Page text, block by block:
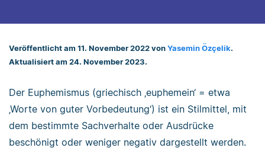
Veröffentlicht am 11. November 2022 von Yasemin Özçelik.
Aktualisiert am 24. November 2023.
Der Euphemismus (griechisch ‚euphemein‘ = etwa
‚Worte von guter Vorbedeutung‘) ist ein Stilmittel, mit
dem bestimmte Sachverhalte oder Ausdrücke
beschönigt oder weniger negativ dargestellt werden.